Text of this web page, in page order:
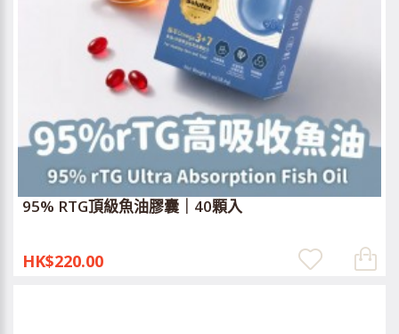
95% RTG頂級魚油膠囊｜40顆入
HK$220.00